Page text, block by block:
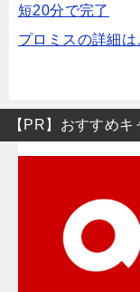
短20分で完了
プロミスの詳細は
【PR】おすすめ